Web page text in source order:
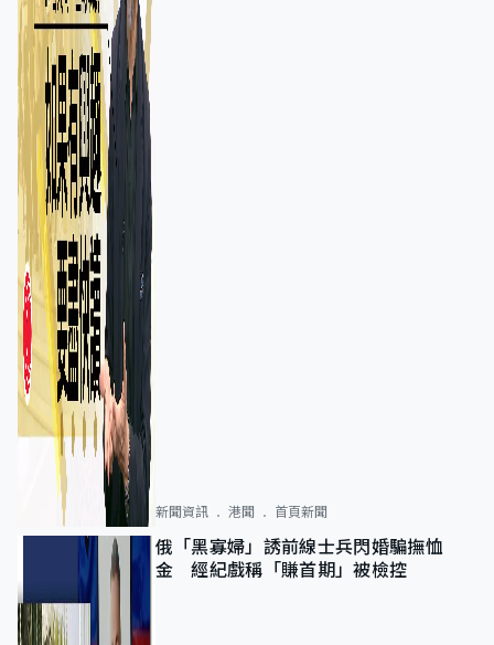
新聞資訊 港聞 首頁新聞
俄「黑寡婦」誘前線士兵閃婚騙撫恤
金 經紀戲稱「賺首期」被檢控